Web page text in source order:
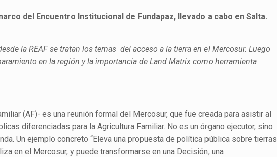
del Encuentro Institucional de Fundapaz, llevado a cabo en Salta.
la REAF se tratan los temas del acceso a la tierra en el Mercosur. Luego
en la región y la importancia de Land Matrix como herramienta
(AF)- es una reunión formal del Mercosur, que fue creada para asistir al
diferenciadas para la Agricultura Familiar. No es un órgano ejecutor, sino
Un ejemplo concreto “Eleva una propuesta de política pública sobre tierras
en el Mercosur, y puede transformarse en una Decisión, una